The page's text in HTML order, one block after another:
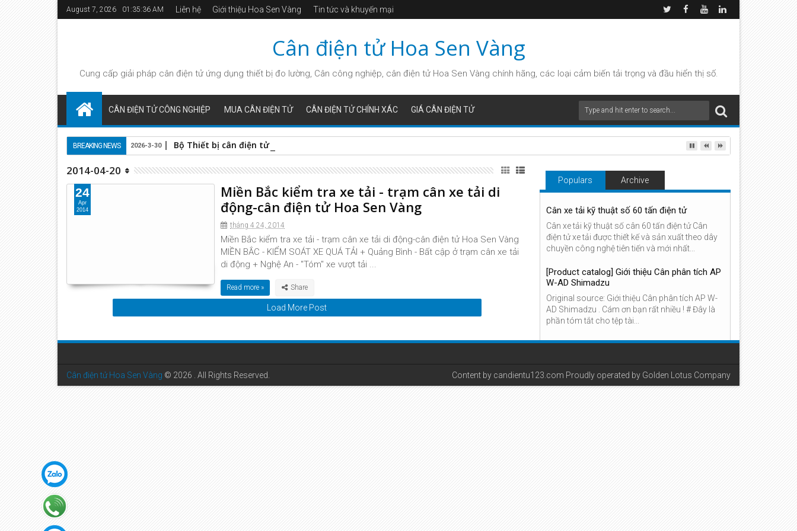
August 7, 2026 01:35:36 AM Liên hệ Giới thiệu Hoa Sen Vàng Tin tức và khuyến mại
Cân điện tử Hoa Sen Vàng
Cung cấp giải pháp cân điện tửứng dụng thiết bị đo lường, Cân công nghiệp, cân điện tử Hoa Sen Vàng chính hãng, các loại cảm biến tải trọng và đầu hiển thị số.
CÂN ĐIỆN TỬ CÔNG NGHIỆP MUA CÂN ĐIỆN TỬ CÂN ĐIỆN TỬ CHÍNH XÁC GIÁ CÂN ĐIỆN TỬ
BREAKING NEWS Bộ Thiết bị cân điện tử Phiên bản ZD8206 Load Max: Lựa chọn Hiệu quả – Cân trọng lượng, Đếm sản phẩm, Tính giá Tự động
2026-3-30
2014-04-20
Miền Bắc kiểm tra xe tải - trạm cân xe tải di
động-cân điện tử Hoa Sen Vàng
tháng 4 24, 2014
Miền Bắc kiểm tra xe tải - trạm cân xe tải di động-cân điện tử Hoa Sen Vàng
MIỀN BẮC - KIỂM SOÁT XE QUÁ TẢI + Quảng Bình - Bất cập ở trạm cân xe tải
di động + Nghệ An - "Tóm" xe vượt tải ...
Read more »
24
Apr
2014
Load More Post
Populars Archive
Cân xe tải kỹ thuật số 60 tấn điện tử
Cân xe tải kỹ thuật số cân 60 tấn điện tử Cân
điện tử xe tải được thiết kế và sản xuất theo dây
chuyền công nghệ tiên tiến và mới nhất...
[Product catalog] Giới thiệu Cân phân tích AP
W-AD Shimadzu
Original source: Giới thiệu Cân phân tích AP W-
AD Shimadzu . Cám ơn bạn rất nhiều ! # Đây là
phần tóm tắt cho tệp tài...
[General Catalog] Tập đoàn Cân điện tử
Original source: Tập đoàn Cân điện tử
Shimadzu . Cám ơn bạn rất nhiều ! # Đây là phần
Cân điện tử Hoa Sen Vàng © 2026 . All Rights Reserved. Content by candientu123.com Proudly operated by Golden Lotus Company